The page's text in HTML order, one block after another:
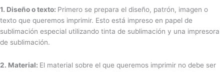
1. Diseño o texto: Primero se prepara el diseño, patrón, imagen o
texto que queremos imprimir. Esto está impreso en papel de
sublimación especial utilizando tinta de sublimación y una impresora
de sublimación.
2. Material: El material sobre el que queremos imprimir no debe ser